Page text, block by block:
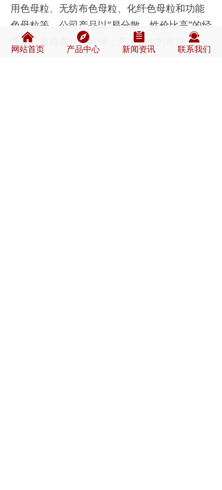
用色母粒、无纺布色母粒、化纤色母粒和功能
色母粒等，公司产品以“易分散、性价比高”的经
营理念赢得客户的好评，开拓更大的市场。
낀
网站首页
뀶
产品中心
뀳
新闻资讯
끤
联系我们